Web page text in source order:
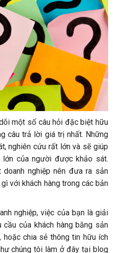
một số câu hỏi đặc biệt hữu
câu trả lời giá trị nhất. Những
nghiên cứu rất lớn và sẽ giúp
lớn của người được khảo sát.
nghiệp nên đưa ra sản
với khách hàng trong các bản
nghiệp, việc của bạn là giải
của khách hàng bằng sản
chia sẻ thông tin hữu ích
chúng tôi làm ở đây tại blog